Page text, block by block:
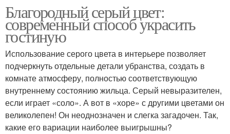
Благородный серый цвет:
современный способ украсить
гостиную
Использование серого цвета в интерьере позволяет
подчеркнуть отдельные детали убранства, создать в
комнате атмосферу, полностью соответствующую
внутреннему состоянию жильца. Серый невыразителен,
если играет «соло». А вот в «хоре» с другими цветами он
великолепен! Он неоднозначен и слегка загадочен. Так,
какие его вариации наиболее выигрышны?